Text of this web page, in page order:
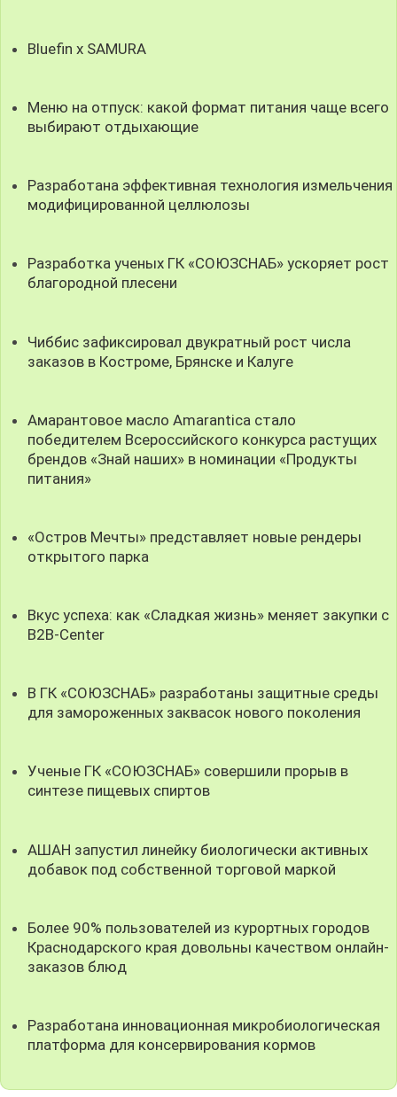
Bluefin x SAMURA
Меню на отпуск: какой формат питания чаще всего
выбирают отдыхающие
Разработана эффективная технология измельчения
модифицированной целлюлозы
Разработка ученых ГК «СОЮЗСНАБ» ускоряет рост
благородной плесени
Чиббис зафиксировал двукратный рост числа
заказов в Костроме, Брянске и Калуге
Амарантовое масло Amarantica стало
победителем Всероссийского конкурса растущих
брендов «Знай наших» в номинации «Продукты
питания»
«Остров Мечты» представляет новые рендеры
открытого парка
Вкус успеха: как «Сладкая жизнь» меняет закупки с
B2B-Center
В ГК «СОЮЗСНАБ» разработаны защитные среды
для замороженных заквасок нового поколения
Ученые ГК «СОЮЗСНАБ» совершили прорыв в
синтезе пищевых спиртов
АШАН запустил линейку биологически активных
добавок под собственной торговой маркой
Более 90% пользователей из курортных городов
Краснодарского края довольны качеством онлайн-
заказов блюд
Разработана инновационная микробиологическая
платформа для консервирования кормов